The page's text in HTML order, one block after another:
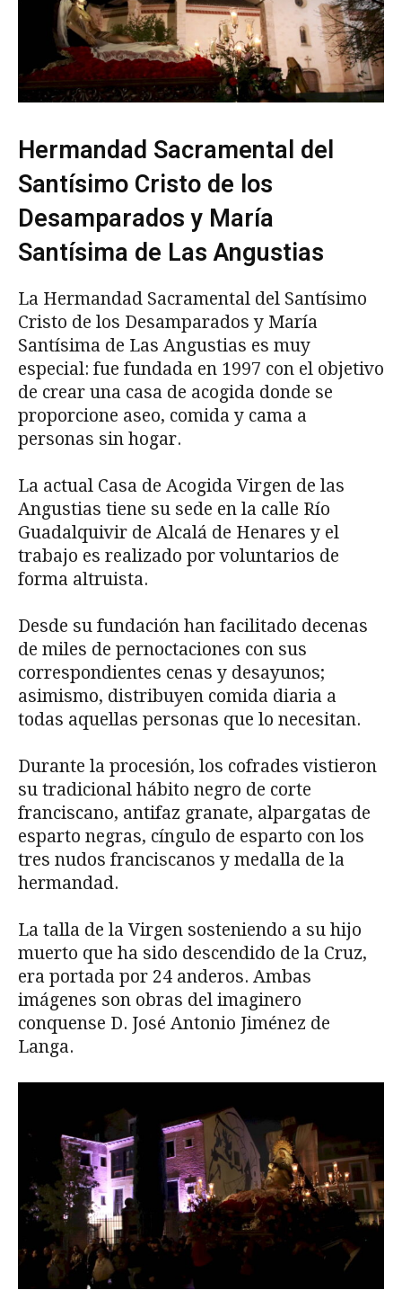
Hermandad Sacramental del
Santísimo Cristo de los
Desamparados y María
Santísima de Las Angustias
La Hermandad Sacramental del Santísimo
Cristo de los Desamparados y María
Santísima de Las Angustias es muy
especial: fue fundada en 1997 con el objetivo
de crear una casa de acogida donde se
proporcione aseo, comida y cama a
personas sin hogar.
La actual Casa de Acogida Virgen de las
Angustias tiene su sede en la calle Río
Guadalquivir de Alcalá de Henares y el
trabajo es realizado por voluntarios de
forma altruista.
Desde su fundación han facilitado decenas
de miles de pernoctaciones con sus
correspondientes cenas y desayunos;
asimismo, distribuyen comida diaria a
todas aquellas personas que lo necesitan.
Durante la procesión, los cofrades vistieron
su tradicional hábito negro de corte
franciscano, antifaz granate, alpargatas de
esparto negras, cíngulo de esparto con los
tres nudos franciscanos y medalla de la
hermandad.
La talla de la Virgen sosteniendo a su hijo
muerto que ha sido descendido de la Cruz,
era portada por 24 anderos. Ambas
imágenes son obras del imaginero
conquense D. José Antonio Jiménez de
Langa.